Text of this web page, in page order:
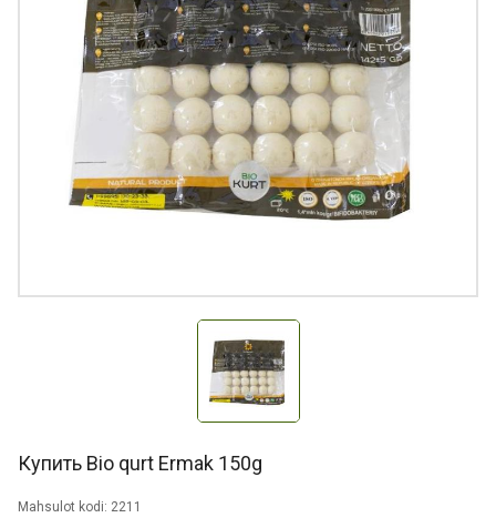
Купить Bio qurt Ermak 150g
Mahsulot kodi: 2211